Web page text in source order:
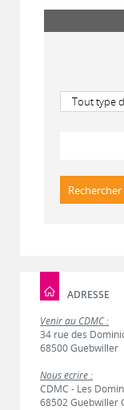
Sélectionner
ADRESSE
Venir au CDMC :
34 rue des
68500 Guebwiller
Nous écrire :
CDMC - Les
68502 Guebwiller